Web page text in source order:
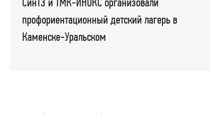
СинТЗ и ТМК-ИНОКС организовали
профориентационный детский лагерь в
Каменске-Уральском